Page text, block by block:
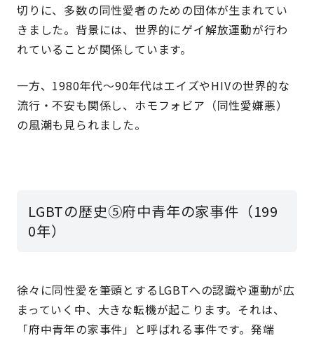
切りに、多数の同性愛者のための団体が生まれてい
きました。背景には、世界的にゲイ解放運動が行わ
れていることが関係しています。
一方、1980年代〜90年代はエイズやHIVの世界的な
流行・不安も関係し、ホモフォビア（同性愛嫌悪）
の風潮も見られました。
LGBTの歴史⑤府中青年の家事件（199
0年）
徐々に同性愛を筆頭とするLGBTへの認識や運動が広
まっていく中、大きな転機が起こります。それは、
「府中青年の家事件」と呼ばれる事件です。発端